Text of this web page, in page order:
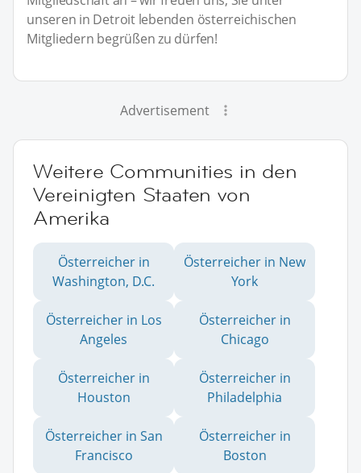
unseren in Detroit lebenden österreichischen
Mitgliedern begrüßen zu dürfen!
Advertisement
Weitere Communities in den
Vereinigten Staaten von
Amerika
Österreicher in
Washington, D.C.
Österreicher in New
York
Österreicher in Los
Angeles
Österreicher in
Chicago
Österreicher in
Houston
Österreicher in
Philadelphia
Österreicher in San
Francisco
Österreicher in
Boston